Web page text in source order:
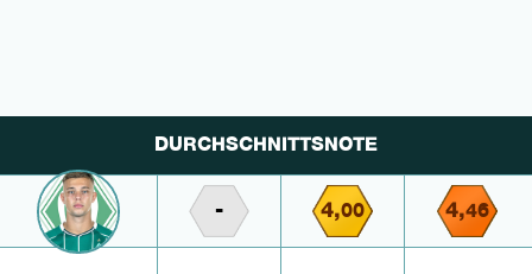
DURCHSCHNITTSNOTE
- 4,00 4,46